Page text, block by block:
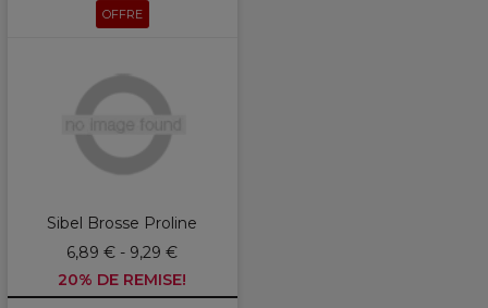
OFFRE
Sibel Brosse Proline
6,89 € - 9,29 €
20% DE REMISE!